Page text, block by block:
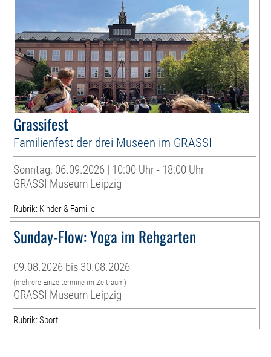
Grassifest
Familienfest der drei Museen im GRASSI
Sonntag, 06.09.2026 | 10:00 Uhr - 18:00 Uhr
GRASSI Museum Leipzig
Rubrik: Kinder & Familie
Sunday-Flow: Yoga im Rehgarten
09.08.2026 bis 30.08.2026
(mehrere Einzeltermine im Zeitraum)
GRASSI Museum Leipzig
Rubrik: Sport